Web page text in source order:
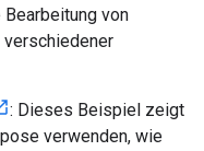
von
verschiedener
: Dieses Beispiel zeigt
verwenden, wie